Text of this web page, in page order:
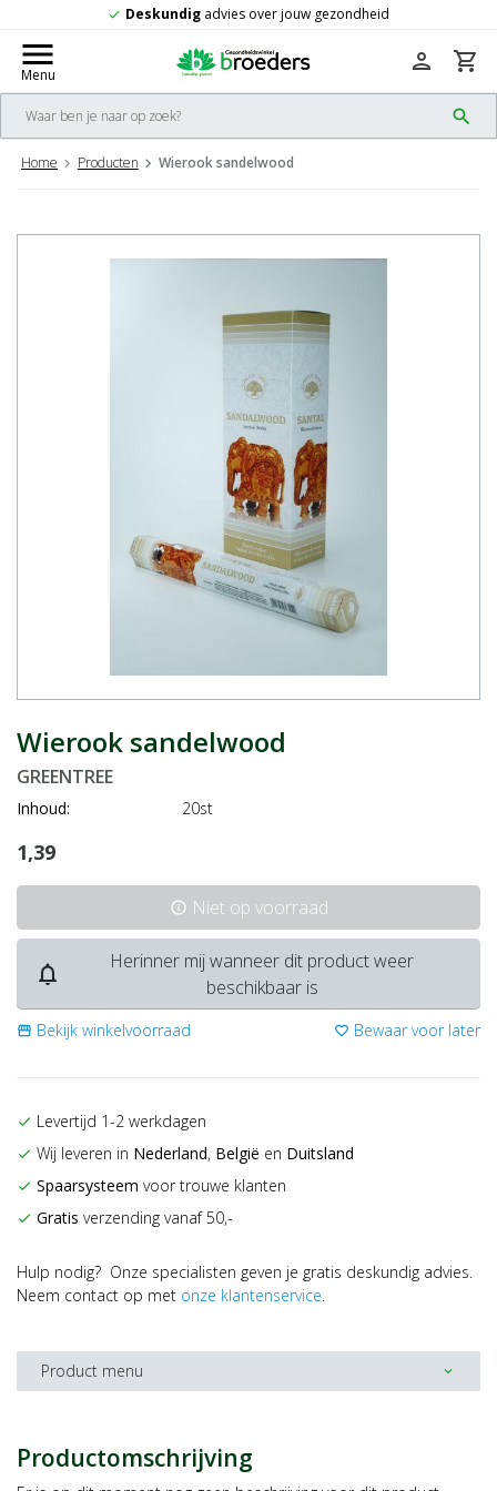
advies over jouw gezondheid
menu
Menu
search
person shopping_cart
Home Producten Wierook sandelwood
Wierook sandelwood
GREENTREE
Inhoud: 20st
1,39
info Niet op voorraad
notifications_none
Herinner mij wanneer dit product weer
beschikbaar is
storefront Bekijk winkelvoorraad favorite_border Bewaar voor later
check Levertijd 1-2 werkdagen
check Wij leveren in Nederland, België en Duitsland
check Spaarsysteem voor trouwe klanten
check Gratis verzending vanaf 50,-
Hulp nodig? Onze specialisten geven je gratis deskundig advies.
Neem contact op met onze klantenservice.
Product menu expand_more
Productomschrijving